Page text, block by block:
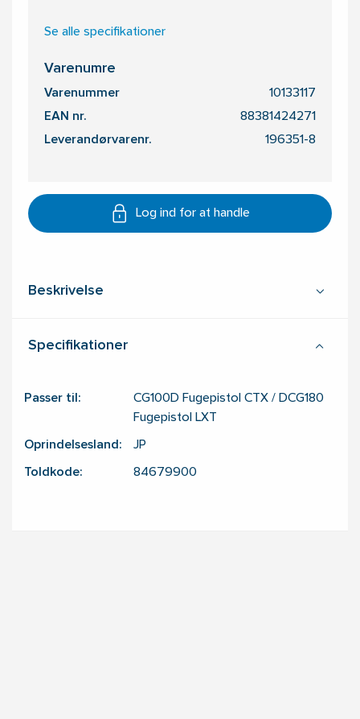
Se alle specifikationer
Varenumre
Varenummer 10133117
EAN nr. 88381424271
Leverandørvarenr. 196351-8
Log ind for at handle
Beskrivelse
Specifikationer
Passer til:
CG100D Fugepistol CTX / DCG180
Fugepistol LXT
Oprindelsesland: JP
Toldkode: 84679900